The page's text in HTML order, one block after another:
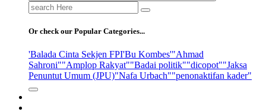
Search
for:
Or check our Popular Categories...
'Balada Cinta Sekjen FPI'Bu Kombes'"Ahmad
Sahroni""Amplop Rakyat""Badai politik""dicopot""Jaksa
Penuntut Umum (JPU)"Nafa Urbach""penonaktifan kader"